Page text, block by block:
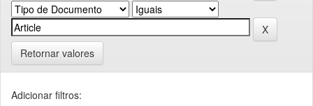
Retornar valores
Adicionar filtros: